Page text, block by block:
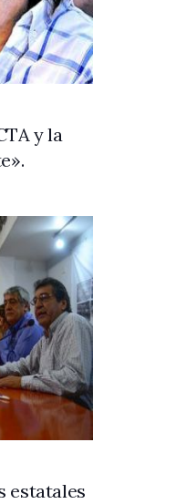
y la
estatales